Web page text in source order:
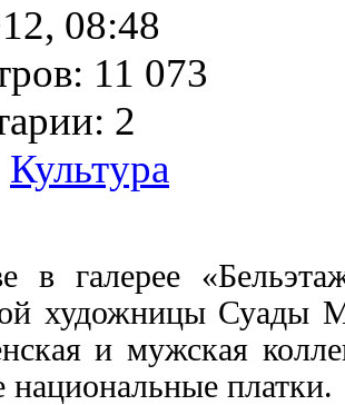
08:48
11 073
2
Культура
в галерее
художницы Суады
и мужская
национальные платки.